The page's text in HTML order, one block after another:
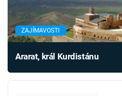
ZAJÍMAVOSTI
Ararat, král Kurdistánu